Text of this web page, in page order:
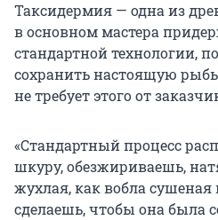
Таксидермия — одна из
в основном мастера
стандартной технологии,
сохранить настоящую
не требует этого от
«Стандартный процесс
шкуру, обезжириваешь,
жухлая, как вобла сушеная
сделаешь, чтобы она была